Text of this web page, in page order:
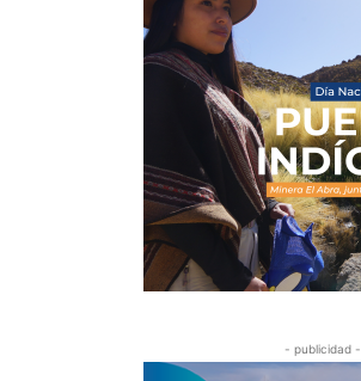
- publicidad -